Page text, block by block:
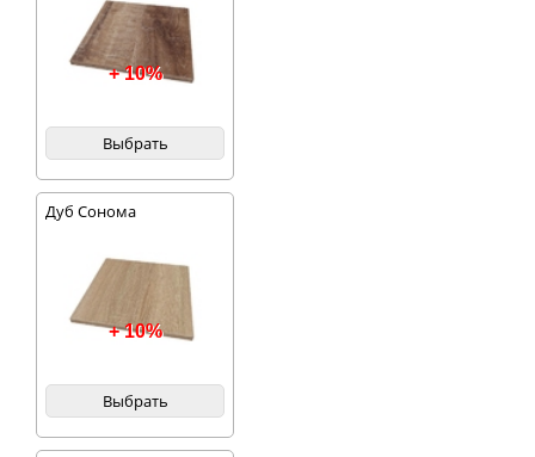
+ 10%
Выбрать
Дуб Сонома
+ 10%
Выбрать